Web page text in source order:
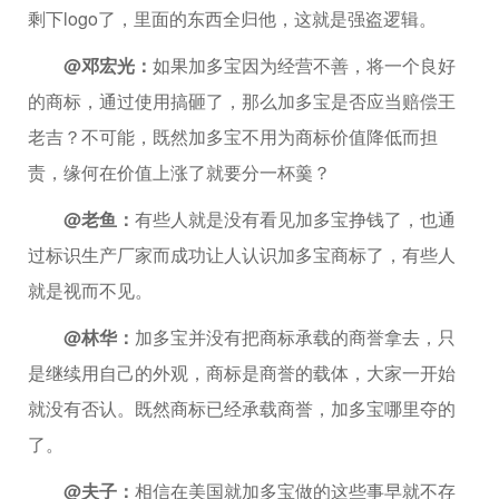
剩下logo了，里面的东西全归他，这就是强盗逻辑。
@邓宏光： 如果加多宝因为经营不善，将一个良好
的商标，通过使用搞砸了，那么加多宝是否应当赔偿王
老吉？不可能，既然加多宝不用为商标价值降低而担
责，缘何在价值上涨了就要分一杯羹？
@老鱼： 有些人就是没有看见加多宝挣钱了，也通
过标识生产厂家而成功让人认识加多宝商标了，有些人
就是视而不见。
@林华： 加多宝并没有把商标承载的商誉拿去，只
是继续用自己的外观，商标是商誉的载体，大家一开始
就没有否认。既然商标已经承载商誉，加多宝哪里夺的
了。
@夫子： 相信在美国就加多宝做的这些事早就不存